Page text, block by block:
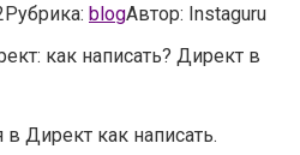
Рубрика: blogАвтор: Instaguru
как написать? Директ в
Директ как написать.